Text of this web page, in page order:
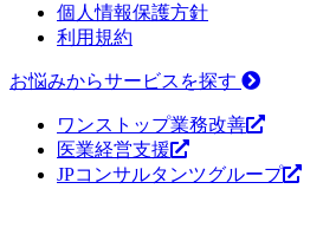
個人情報保護方針
利用規約
お悩みからサービスを探す
ワンストップ業務改善
医業経営支援
JPコンサルタンツグループ